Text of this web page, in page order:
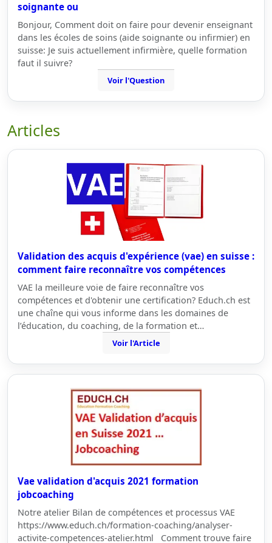
soignante ou
Bonjour, Comment doit on faire pour devenir enseignant
dans les écoles de soins (aide soignante ou infirmier) en
suisse: Je suis actuellement infirmière, quelle formation
faut il suivre?
Voir l'Question
Articles
Validation des acquis d'expérience (vae) en suisse :
comment faire reconnaître vos compétences
VAE la meilleure voie de faire reconnaître vos
compétences et d'obtenir une certification? Educh.ch est
une chaîne qui vous informe dans les domaines de
l’éducation, du coaching, de la formation et…
Voir l'Article
Vae validation d'acquis 2021 formation
jobcoaching
Notre atelier Bilan de compétences et processus VAE
https://www.educh.ch/formation-coaching/analyser-
activite-competences-atelier.html Comment trouve faire